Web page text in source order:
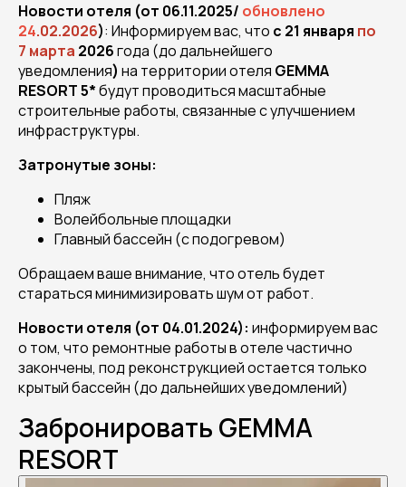
Новости отеля (от 06.11.2025/ обновлено
24.02.2026): Информируем вас, что с 21 января по
7 марта 2026года (до дальнейшего
уведомления) на территории отеля GEMMA
RESORT 5*будут проводиться масштабные
строительные работы, связанные с улучшением
инфраструктуры.
Затронутые зоны:
Пляж
Волейбольные площадки
Главный бассейн (с подогревом)
Обращаем ваше внимание, что отель будет
стараться минимизировать шум от работ.
Новости отеля (от 04.01.2024): информируем вас
о том, что ремонтные работы в отеле частично
закончены, под реконструкцией остается только
крытый бассейн (до дальнейших уведомлений)
Забронировать GEMMA
RESORT